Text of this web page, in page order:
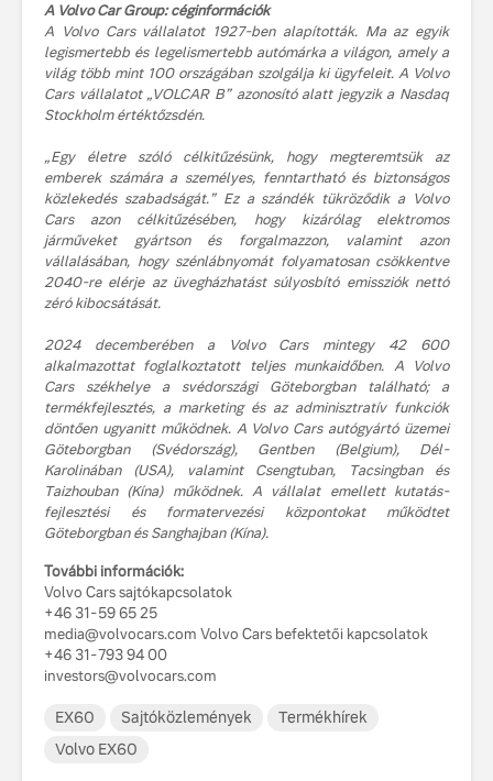
A Volvo Car Group: céginformációk
A Volvo Cars vállalatot 1927-ben alapították. Ma az egyik
legismertebb és legelismertebb autómárka a világon, amely a
világ több mint 100 országában szolgálja ki ügyfeleit. A Volvo
Cars vállalatot „VOLCAR B” azonosító alatt jegyzik a Nasdaq
Stockholm értéktőzsdén.
„Egy életre szóló célkitűzésünk, hogy megteremtsük az
emberek számára a személyes, fenntartható és biztonságos
közlekedés szabadságát.” Ez a szándék tükröződik a Volvo
Cars azon célkitűzésében, hogy kizárólag elektromos
járműveket gyártson és forgalmazzon, valamint azon
vállalásában, hogy szénlábnyomát folyamatosan csökkentve
2040-re elérje az üvegházhatást súlyosbító emissziók nettó
zéró kibocsátását.
2024 decemberében a Volvo Cars mintegy 42 600
alkalmazottat foglalkoztatott teljes munkaidőben. A Volvo
Cars székhelye a svédországi Göteborgban található; a
termékfejlesztés, a marketing és az adminisztratív funkciók
döntően ugyanitt működnek. A Volvo Cars autógyártó üzemei
Göteborgban (Svédország), Gentben (Belgium), Dél-
Karolinában (USA), valamint Csengtuban, Tacsingban és
Taizhouban (Kína) működnek. A vállalat emellett kutatás-
fejlesztési és formatervezési központokat működtet
Göteborgban és Sanghajban (Kína).
További információk:
Volvo Cars sajtókapcsolatok
+46 31-59 65 25
media@volvocars.com Volvo Cars befektetői kapcsolatok
+46 31-793 94 00
investors@volvocars.com
EX60 Sajtóközlemények
Termékhírek
Volvo EX60
képes,
jut